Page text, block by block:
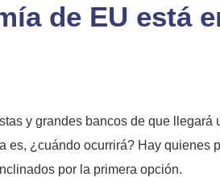
de EU está
y grandes bancos de que
es, ¿cuándo ocurrirá? Hay
por la primera opción.